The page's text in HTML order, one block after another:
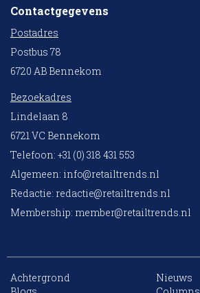
Contactgegevens
Postadres
Postbus 78
6720 AB Bennekom
Bezoekadres
Lindelaan 8
6721 VC Bennekom
Telefoon: +31 (0) 318 431 553
Algemeen: info@retailtrends.nl
Redactie: redactie@retailtrends.nl
Membership: member@retailtrends.nl
Achtergrond
Nieuws
10 collega’s